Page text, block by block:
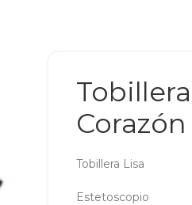
Corazón
Tobillera Lisa
Estetoscopio